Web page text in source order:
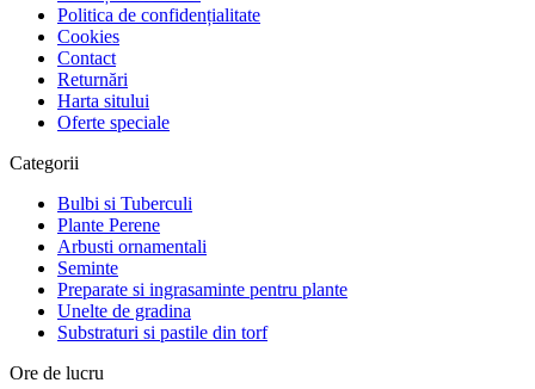
Politica de confidențialitate
Cookies
Contact
Returnări
Harta sitului
Oferte speciale
Categorii
Bulbi si Tuberculi
Plante Perene
Arbusti ornamentali
Seminte
Preparate si ingrasaminte pentru plante
Unelte de gradina
Substraturi si pastile din torf
Ore de lucru